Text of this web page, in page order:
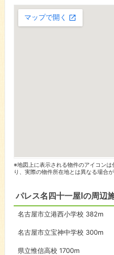
※地図上に表示される物件のアイコン
り、実際の物件所在地とは異なる場合が
パレス名四十一屋Ⅰの周辺
名古屋市立港西小学校 382m
名古屋市立宝神中学校 300m
県立惟信高校 1700m